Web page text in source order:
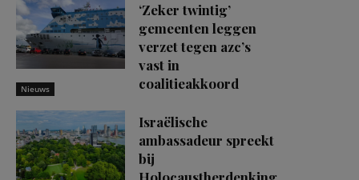
Nieuws
‘Zeker twintig’
gemeenten leggen
verzet tegen azc’s
vast in
coalitieakkoord
Israëlische
ambassadeur spreekt
bij